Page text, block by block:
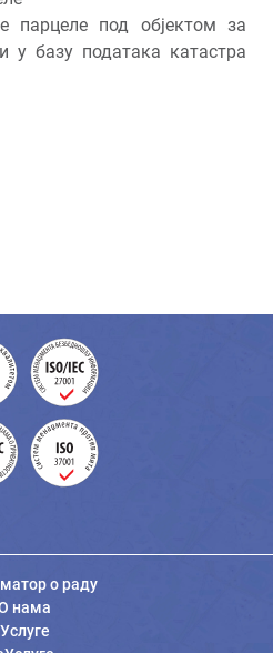
парцеле под објектом за
у базу података катастра
о раду
нама
Услуге